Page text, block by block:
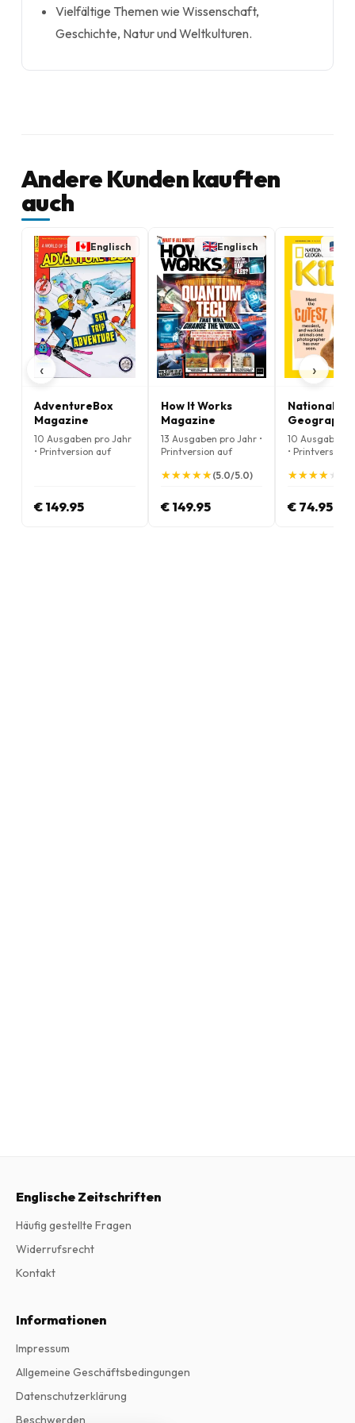
Vielfältige Themen wie Wissenschaft,
Geschichte, Natur und Weltkulturen.
Andere Kunden kauften
auch
‹
Englisch
AdventureBox
Magazine
10 Ausgaben pro Jahr
• Printversion auf
€ 149.95
Englisch
How It Works
Magazine
13 Ausgaben pro Jahr •
Printversion auf
★
★★
★★
★★
★★
★(5.0/5.0)
€ 149.95
National
Magazine
10 Ausgaben
• Printversion
★
★★
★★
★★
★★★
€ 74.95
›
Englische Zeitschriften
Häufig gestellte Fragen
Widerrufsrecht
Kontakt
Informationen
Impressum
Allgemeine Geschäftsbedingungen
Datenschutzerklärung
Beschwerden